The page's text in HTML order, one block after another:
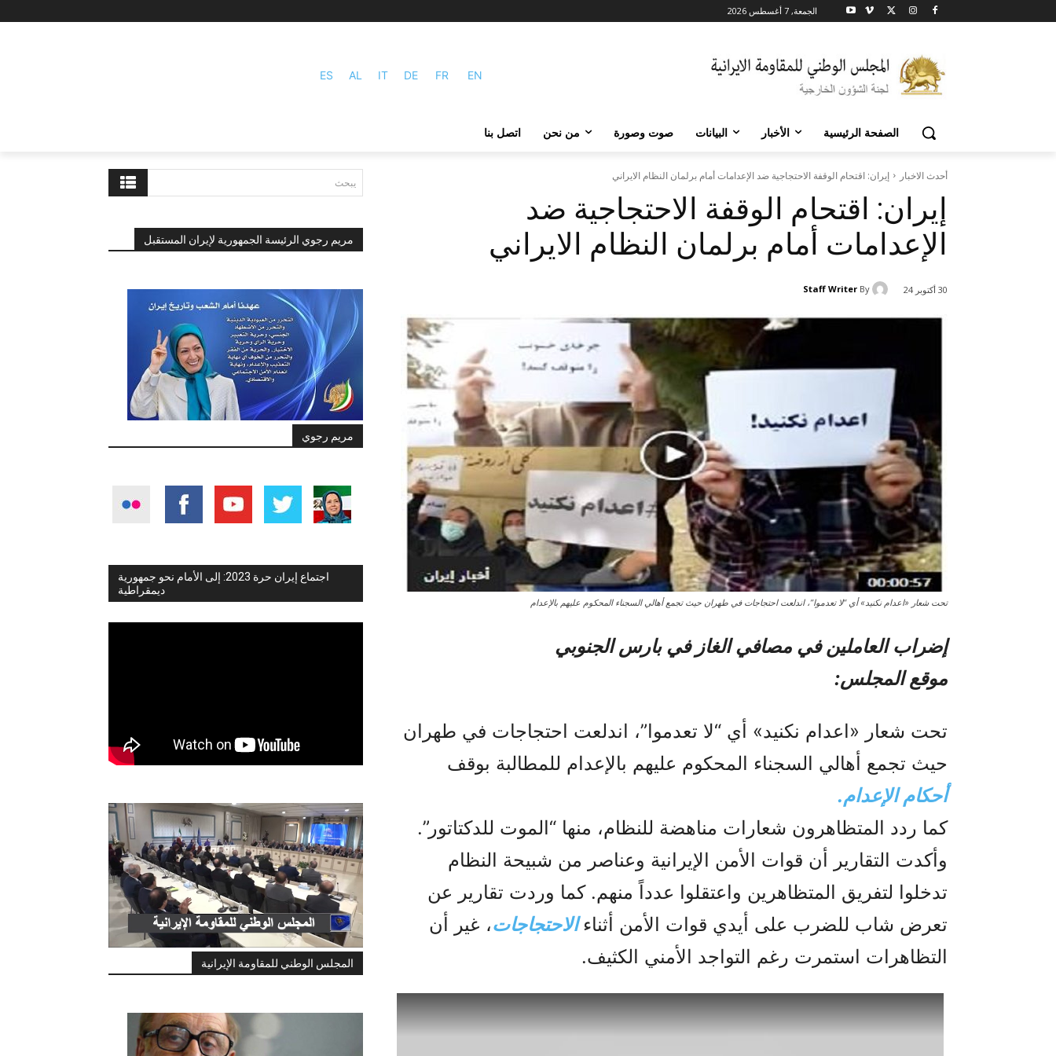
الجمعة, 7 أغسطس 2026
ES AL IT DE FR EN
الصفحة الرئيسية الأخبار البيانات صوت وصورة من نحن اتصل بنا
يبحث
مريم رجوي الرئيسة الجمهورية لإيران المستقبل
مريم رجوي
اجتماع إيران حرة 2023: إلى الأمام نحو جمهورية
ديمقراطية
المجلس الوطني للمقاومة الإيرانية
أحدث الاخبار إيران: اقتحام الوقفة الاحتجاجية ضد الإعدامات أمام برلمان النظام الایراني
إيران: اقتحام الوقفة الاحتجاجية ضد
الإعدامات أمام برلمان النظام الایراني
30 أكتوبر 24 By
Staff Writer
تحت شعار «اعدام نکنید» أي “لا تعدموا”، اندلعت احتجاجات في طهران حيث تجمع أهالي السجناء المحكوم عليهم بالإعدام
إضراب العاملين في مصافي الغاز في بارس الجنوبي
موقع المجلس:
تحت شعار «اعدام نکنید» أي “لا تعدموا”، اندلعت احتجاجات في طهران
حيث تجمع أهالي السجناء المحكوم عليهم بالإعدام للمطالبة بوقف
أحكام الإعدام.
کما ردد المتظاهرون شعارات مناهضة للنظام، منها “الموت للدكتاتور”.
وأكدت التقارير أن قوات الأمن الإيرانية وعناصر من شبيحة النظام
تدخلوا لتفريق المتظاهرين واعتقلوا عدداً منهم. كما وردت تقارير عن
تعرض شاب للضرب على أيدي قوات الأمن أثناءالاحتجاجات، غير أن
التظاهرات استمرت رغم التواجد الأمني الكثيف.